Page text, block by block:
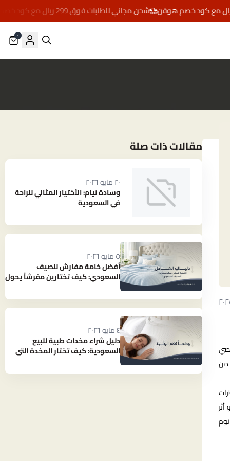
شحن مجاني للطلبات فوق 299 ريال مع كود خصم هوفن
٠
من
مقالات ذات صلة
٢٠ مايو ٢٠٢٦
وسادة نيام: الأختيار المثالي للراحة
في السعودية
٥ مايو ٢٠٢٦
أفضل خامة مفارش للصيف
السعودي: كيف تختارين مفرشاً يحول
٤ مايو ٢٠٢٦
دليل شراء مخدات طبية للبيع
السعودية: كيف تختار المخدة التي